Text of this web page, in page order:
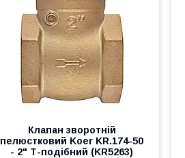
Клапан зворотній
пелюстковий Koer KR.174-50
- 2" Т-подібний (KR5263)